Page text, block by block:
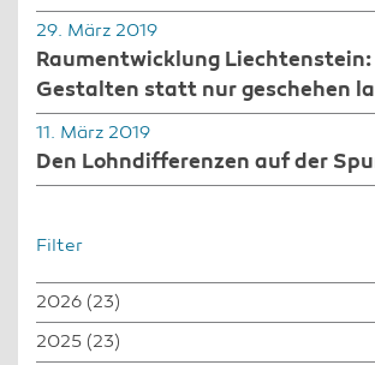
29. März 2019
Raumentwicklung Liechtenstein:
Gestalten statt nur geschehen
11. März 2019
Den Lohndifferenzen auf der
Filter
2026 (23)
2025 (23)